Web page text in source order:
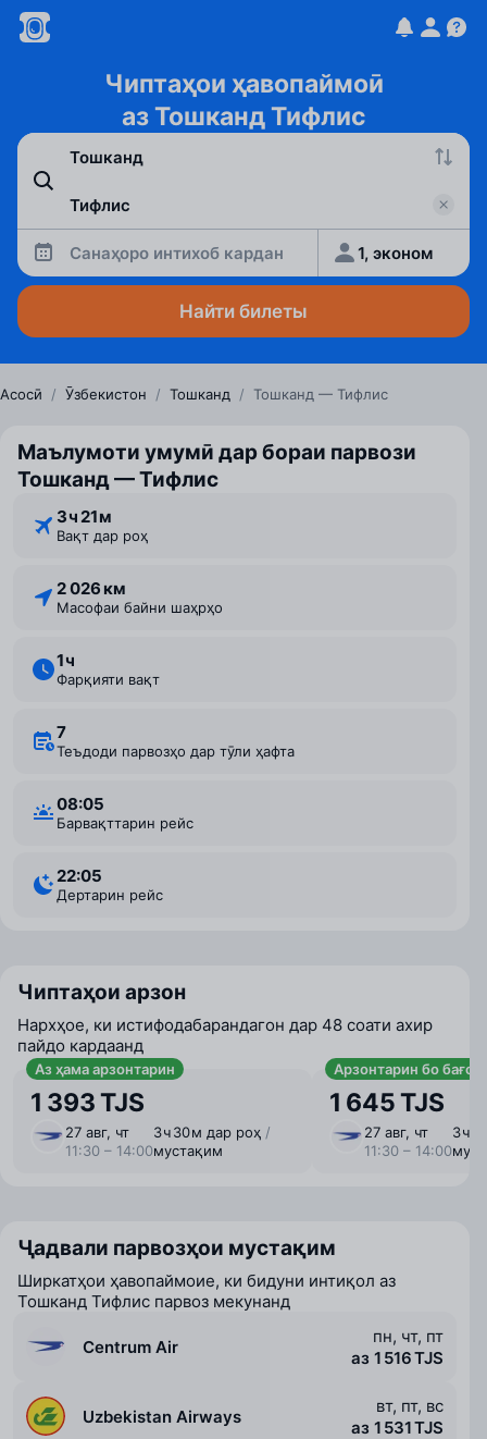
Чиптаҳои ҳавопаймоӣ
аз Тошканд Тифлис
Санаҳоро интихоб кардан 1, эконом
Найти билеты
Асосӣ / Ӯзбекистон / Тошканд / Тошканд — Тифлис
Маълумоти умумӣ дар бораи парвози
Тошканд — Тифлис
3 ⁠ч 21 ⁠м
Вақт дар роҳ
2 026 км
Масофаи байни шаҳрҳо
1 ⁠ч
Фарқияти вақт
7
Теъдоди парвозҳо дар тӯли ҳафта
08:05
Барвақттарин рейс
22:05
Дертарин рейс
Чиптаҳои арзон
Нархҳое, ки истифодабарандагон дар 48 соати ахир
пайдо кардаанд
Аз ҳама арзонтарин
1 393 TJS
27 авг, чт
11:30 – 14:00
3 ⁠ч 30 ⁠м дар роҳ /
мустақим
Арзонтарин бо бағоҷ
1 645 TJS
27 авг, чт
11:30 – 14:00
3 ⁠ч
Ҷадвали парвозҳои мустақим
Ширкатҳои ҳавопаймоие, ки бидуни интиқол аз
Тошканд Тифлис парвоз мекунанд
Centrum Air
пн, чт, пт
аз 1 516 TJS
Uzbekistan Airways
вт, пт, вс
аз 1 531 TJS